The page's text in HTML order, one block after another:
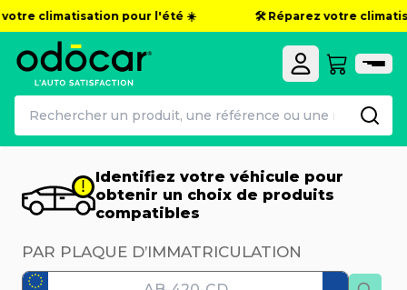
climatisation pour l'été ☀️ 🛠️ Réparez votre
Identifiez votre véhicule pour
obtenir un choix de produits
compatibles
PAR PLAQUE D’IMMATRICULATION